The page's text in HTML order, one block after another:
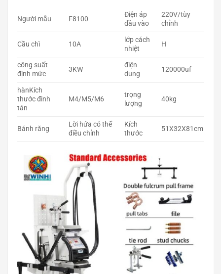
Người mẫu F8100
Điện áp
đầu vào
220V/tùy
chỉnh
Cầu chì 10A
lớp cách
nhiệt
H
công suất
định mức
3KW
điện
dung
120000uf
hànKích
thước đinh
tán
M4/M5/M6
trọng
lượng
40kg
Bánh răng
Lời hứa có thể
điều chỉnh
Kích
thước
51X32X81cm